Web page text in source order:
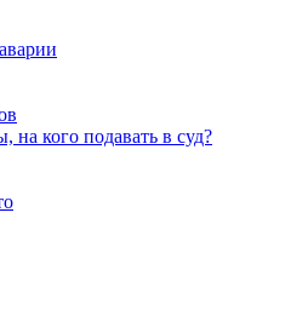
кого подавать в суд?